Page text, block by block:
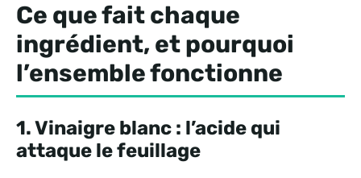
Ce que fait chaque
ingrédient, et pourquoi
l’ensemble fonctionne
1. Vinaigre blanc : l’acide qui
attaque le feuillage